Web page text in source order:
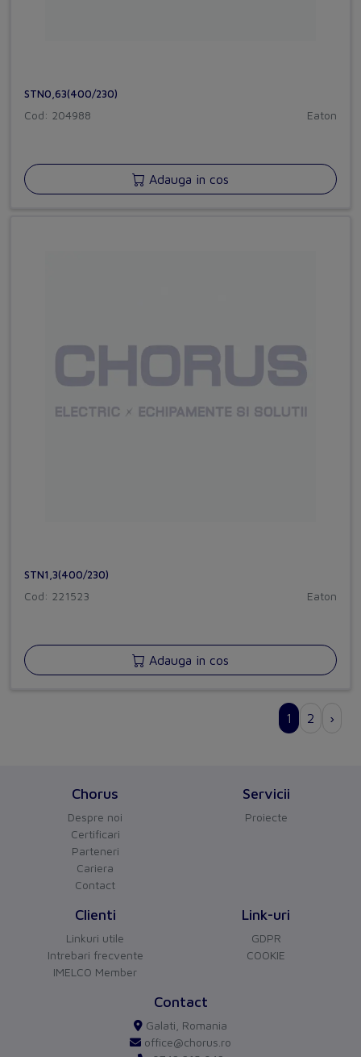
STN0,63(400/230)
Cod: 204988 Eaton
Adauga in cos
STN1,3(400/230)
Cod: 221523 Eaton
Adauga in cos
Chorus
Despre noi
Certificari
Parteneri
Cariera
Contact
Servicii
Proiecte
Clienti
Linkuri utile
Intrebari frecvente
IMELCO Member
Link-uri
GDPR
COOKIE
Contact
Galati, Romania
office@chorus.ro